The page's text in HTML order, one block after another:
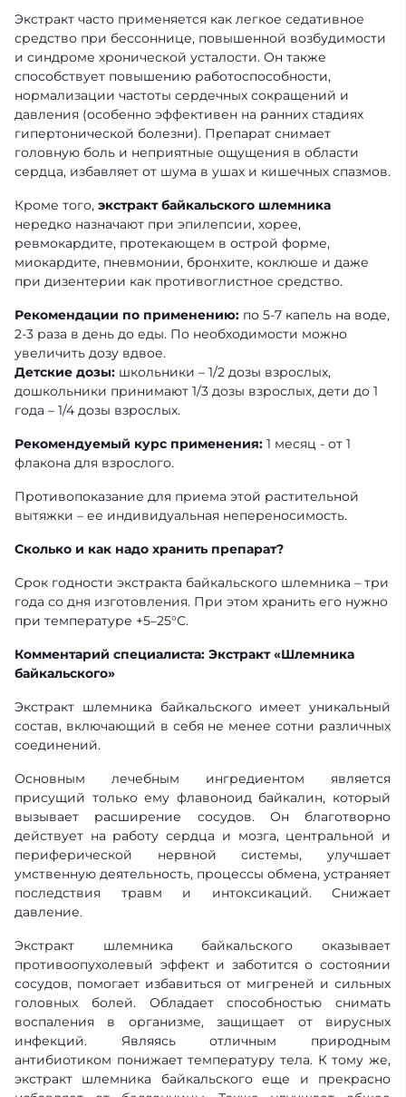
Экстракт часто применяется как легкое седативное
средство при бессоннице, повышенной возбудимости
и синдроме хронической усталости. Он также
способствует повышению работоспособности,
нормализации частоты сердечных сокращений и
давления (особенно эффективен на ранних стадиях
гипертонической болезни). Препарат снимает
головную боль и неприятные ощущения в области
сердца, избавляет от шума в ушах и кишечных спазмов.
Кроме того, экстракт байкальского шлемника
нередко назначают при эпилепсии, хорее,
ревмокардите, протекающем в острой форме,
миокардите, пневмонии, бронхите, коклюше и даже
при дизентерии как противоглистное средство.
Рекомендации по применению: по 5-7 капель на воде,
2-3 раза в день до еды. По необходимости можно
увеличить дозу вдвое.
Детские дозы: школьники – 1/2 дозы взрослых,
дошкольники принимают 1/3 дозы взрослых, дети до 1
года – 1/4 дозы взрослых.
Рекомендуемый курс применения: 1 месяц - от 1
флакона для взрослого.
Противопоказание для приема этой растительной
вытяжки – ее индивидуальная непереносимость.
Сколько и как надо хранить препарат?
Срок годности экстракта байкальского шлемника – три
года со дня изготовления. При этом хранить его нужно
при температуре +5–25°С.
Комментарий специалиста: Экстракт «Шлемника
байкальского»
Экстракт шлемника байкальского имеет уникальный
состав, включающий в себя не менее сотни различных
соединений.
Основным лечебным ингредиентом является
присущий только ему флавоноид байкалин, который
вызывает расширение сосудов. Он благотворно
действует на работу сердца и мозга, центральной и
периферической нервной системы, улучшает
умственную деятельность, процессы обмена, устраняет
последствия травм и интоксикаций. Снижает
давление.
Экстракт шлемника байкальского оказывает
противоопухолевый эффект и заботится о состоянии
сосудов, помогает избавиться от мигреней и сильных
головных болей. Обладает способностью снимать
воспаления в организме, защищает от вирусных
инфекций. Являясь отличным природным
антибиотиком понижает температуру тела. К тому же,
экстракт шлемника байкальского еще и прекрасно